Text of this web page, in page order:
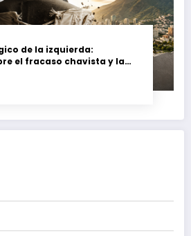
de la izquierda:
el fracaso chavista y la